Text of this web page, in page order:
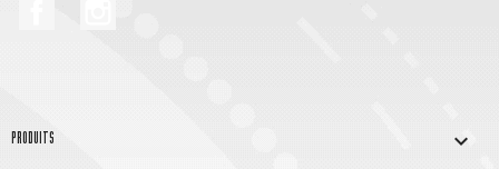
PRODUITS 